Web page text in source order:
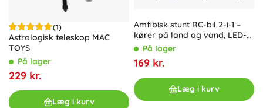
(1)
Astrologisk teleskop MAC
TOYS
På lager
229 kr.
Læg i kurv
Amfibisk stunt RC-bil 2-i-1 –
kører på land og vand, LED-
hjulPå lager
169 kr.
Læg i kurv